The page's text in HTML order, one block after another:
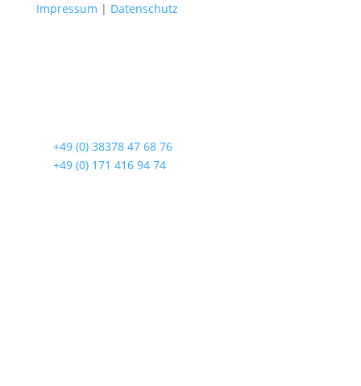
Impressum | Datenschutz
+49 (0) 38378 47 68 76
+49 (0) 171 416 94 74